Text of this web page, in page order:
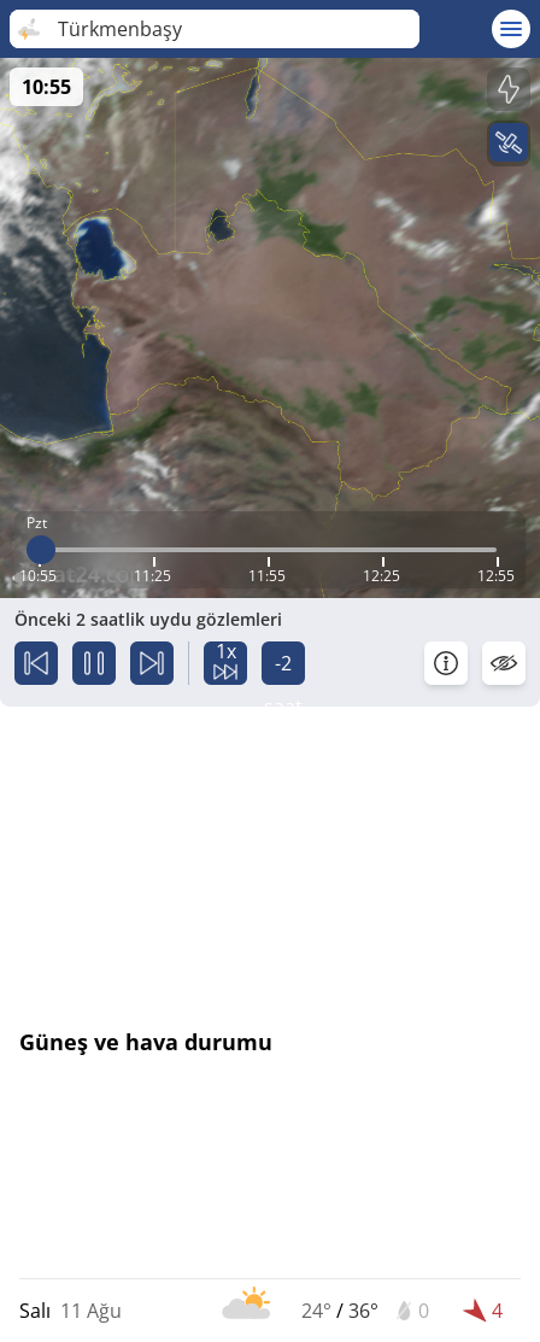
Türkmenbaşy
Pzt
10:55 11:25 11:55 12:25 12:55
10:55
Önceki 2 saatlik uydu gözlemleri
1x
-2
Güneş ve hava durumu
Salı 11 Ağu 24° /36° 0 4